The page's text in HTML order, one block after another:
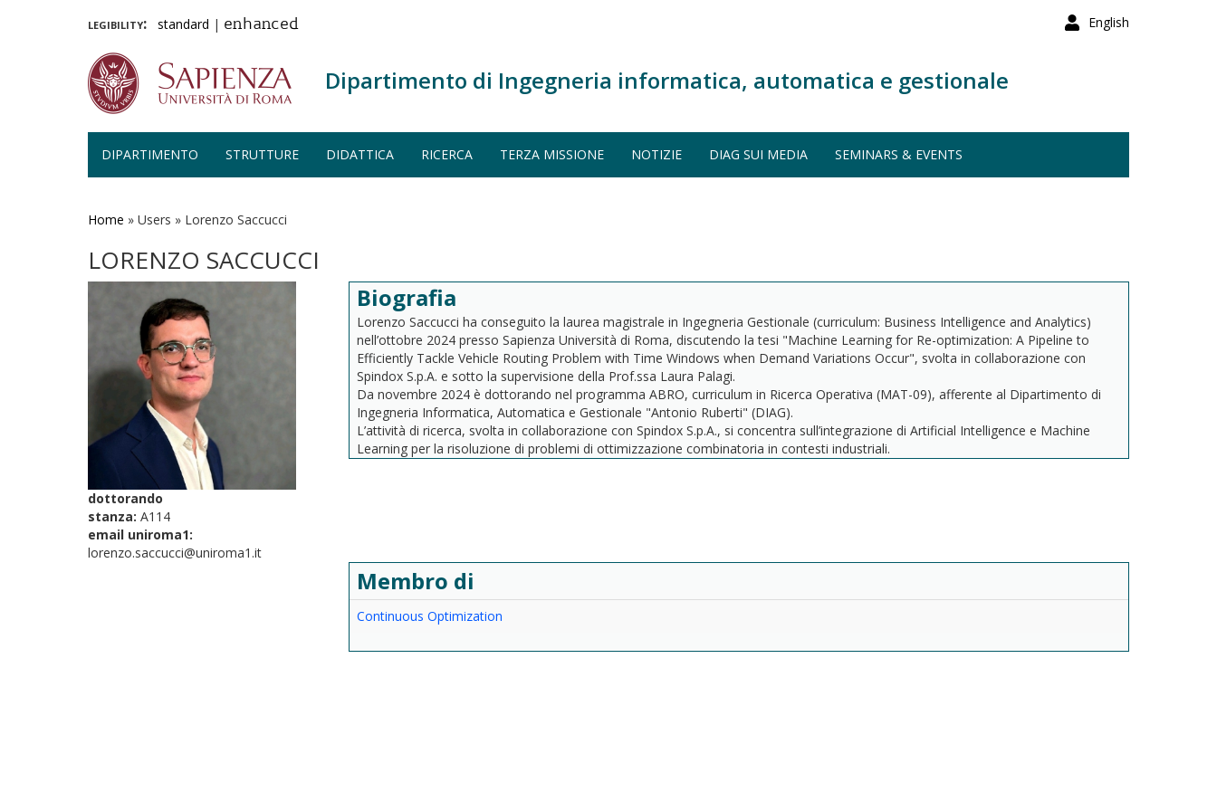
English
legibility: standard | enhanced
Dipartimento di Ingegneria informatica, automatica e gestionale
DIPARTIMENTO STRUTTURE DIDATTICA RICERCA TERZA MISSIONE NOTIZIE DIAG SUI MEDIA SEMINARS & EVENTS
Home » Users » Lorenzo Saccucci
LORENZO SACCUCCI
dottorando
stanza: A114
email uniroma1:
lorenzo.saccucci@uniroma1.it
Biografia
Lorenzo Saccucci ha conseguito la laurea magistrale in Ingegneria Gestionale (curriculum: Business Intelligence and Analytics)
nell’ottobre 2024 presso Sapienza Università di Roma, discutendo la tesi "Machine Learning for Re-optimization: A Pipeline to
Efficiently Tackle Vehicle Routing Problem with Time Windows when Demand Variations Occur", svolta in collaborazione con
Spindox S.p.A. e sotto la supervisione della Prof.ssa Laura Palagi.
Da novembre 2024 è dottorando nel programma ABRO, curriculum in Ricerca Operativa (MAT-09), afferente al Dipartimento di
Ingegneria Informatica, Automatica e Gestionale "Antonio Ruberti" (DIAG).
L’attività di ricerca, svolta in collaborazione con Spindox S.p.A., si concentra sull’integrazione di Artificial Intelligence e Machine
Learning per la risoluzione di problemi di ottimizzazione combinatoria in contesti industriali.
Membro di
Continuous Optimization